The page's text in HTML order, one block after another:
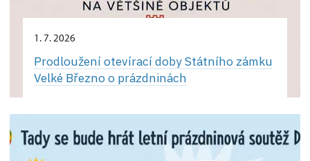
1. 7. 2026
Prodloužení otevírací doby Státního zámku
Velké Březno o prázdninách